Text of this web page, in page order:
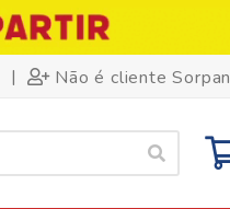
| Não é cliente